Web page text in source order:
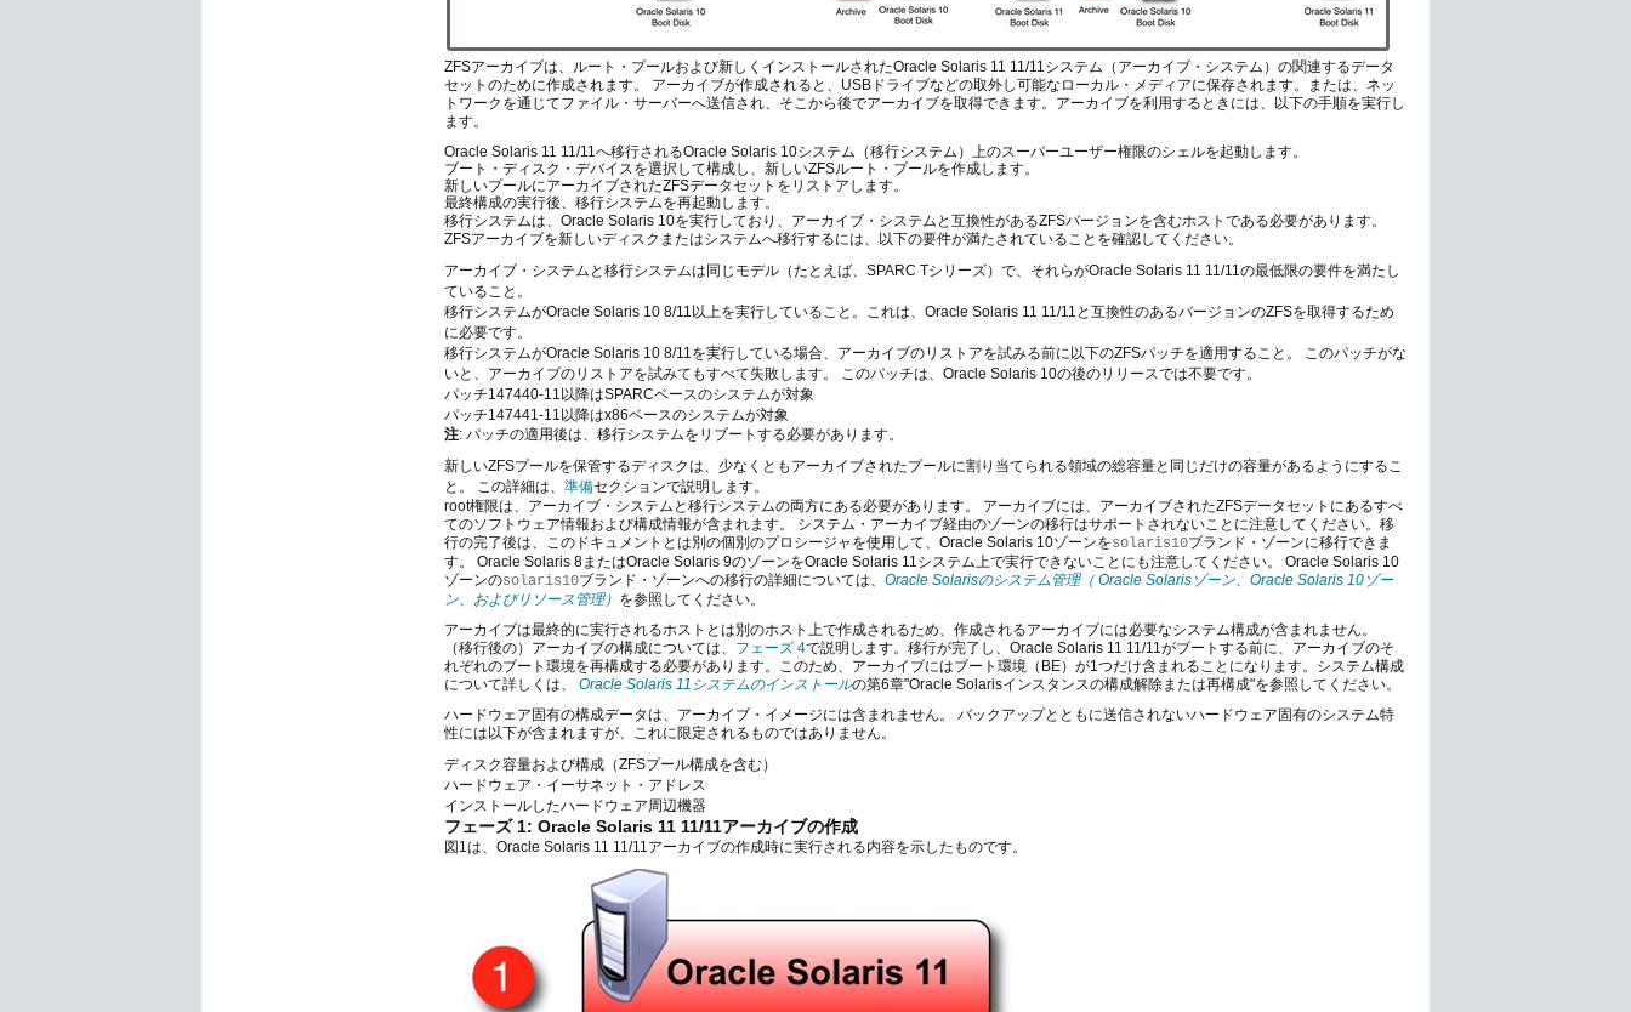
ZFSアーカイブは、ルート・プールおよび新しくインストールされたOracle Solaris 11 11/11システム（アーカイブ・システム）の関連するデータ
セットのために作成されます。 アーカイブが作成されると、USBドライブなどの取外し可能なローカル・メディアに保存されます。または、ネッ
トワークを通じてファイル・サーバーへ送信され、そこから後でアーカイブを取得できます。アーカイブを利用するときには、以下の手順を実行し
ます。
Oracle Solaris 11 11/11へ移行されるOracle Solaris 10システム（移行システム）上のスーパーユーザー権限のシェルを起動します。
ブート・ディスク・デバイスを選択して構成し、新しいZFSルート・プールを作成します。
新しいプールにアーカイブされたZFSデータセットをリストアします。
最終構成の実行後、移行システムを再起動します。
移行システムは、Oracle Solaris 10を実行しており、アーカイブ・システムと互換性があるZFSバージョンを含むホストである必要があります。
ZFSアーカイブを新しいディスクまたはシステムへ移行するには、以下の要件が満たされていることを確認してください。
アーカイブ・システムと移行システムは同じモデル（たとえば、SPARC Tシリーズ）で、それらがOracle Solaris 11 11/11の最低限の要件を満たし
ていること。
移行システムがOracle Solaris 10 8/11以上を実行していること。これは、Oracle Solaris 11 11/11と互換性のあるバージョンのZFSを取得するため
に必要です。
移行システムがOracle Solaris 10 8/11を実行している場合、アーカイブのリストアを試みる前に以下のZFSパッチを適用すること。 このパッチがな
いと、アーカイブのリストアを試みてもすべて失敗します。 このパッチは、Oracle Solaris 10の後のリリースでは不要です。
パッチ147440-11以降はSPARCベースのシステムが対象
パッチ147441-11以降はx86ベースのシステムが対象
注: パッチの適用後は、移行システムをリブートする必要があります。
新しいZFSプールを保管するディスクは、少なくともアーカイブされたプールに割り当てられる領域の総容量と同じだけの容量があるようにするこ
と。 この詳細は、 準備セクションで説明します。
root権限は、アーカイブ・システムと移行システムの両方にある必要があります。 アーカイブには、アーカイブされたZFSデータセットにあるすべ
てのソフトウェア情報および構成情報が含まれます。 システム・アーカイブ経由のゾーンの移行はサポートされないことに注意してください。移
行の完了後は、このドキュメントとは別の個別のプロシージャを使用して、Oracle Solaris 10ゾーンをsolaris10ブランド・ゾーンに移行できま
す。 Oracle Solaris 8またはOracle Solaris 9のゾーンをOracle Solaris 11システム上で実行できないことにも注意してください。 Oracle Solaris 10
ゾーンのsolaris10ブランド・ゾーンへの移行の詳細については、 Oracle Solarisのシステム管理（ Oracle Solarisゾーン、Oracle Solaris 10ゾー
ン、およびリソース管理） を参照してください。
アーカイブは最終的に実行されるホストとは別のホスト上で作成されるため、作成されるアーカイブには必要なシステム構成が含まれません。
（移行後の）アーカイブの構成については、 フェーズ 4で説明します。移行が完了し、Oracle Solaris 11 11/11がブートする前に、アーカイブのそ
れぞれのブート環境を再構成する必要があります。このため、アーカイブにはブート環境（BE）が1つだけ含まれることになります。システム構成
について詳しくは、 Oracle Solaris 11システムのインストールの第6章"Oracle Solarisインスタンスの構成解除または再構成"を参照してください。
ハードウェア固有の構成データは、アーカイブ・イメージには含まれません。 バックアップとともに送信されないハードウェア固有のシステム特
性には以下が含まれますが、これに限定されるものではありません。
ディスク容量および構成（ZFSプール構成を含む）
ハードウェア・イーサネット・アドレス
インストールしたハードウェア周辺機器
フェーズ 1: Oracle Solaris 11 11/11アーカイブの作成
図1は、Oracle Solaris 11 11/11アーカイブの作成時に実行される内容を示したものです。